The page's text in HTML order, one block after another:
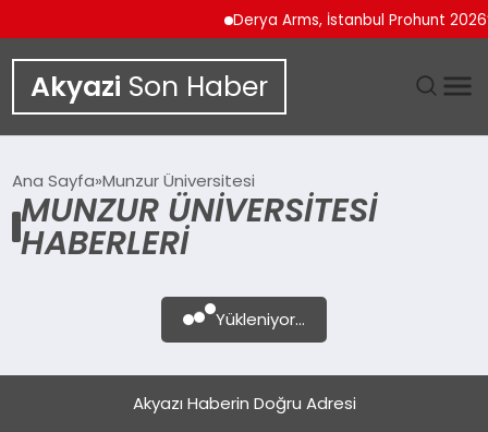
Derya Arms, İstanbul Prohunt
Akyazi Son Haber
SIYASET
Ana Sayfa Munzur Üniversitesi
MUNZUR ÜNIVERSITESI
HABERLERI
Yükleniyor...
Akyazı Haberin Doğru Adresi